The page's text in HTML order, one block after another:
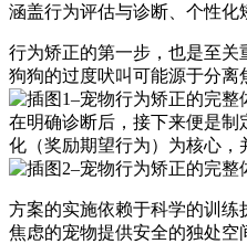
涵盖行为评估与诊断、个性化
行为矫正的第一步，也是至关
狗狗的过度吠叫可能源于分离
在明确诊断后，接下来便是
化（奖励期望行为）为核心，
方案的实施依赖于科学的训练
焦虑的宠物提供安全的独处空